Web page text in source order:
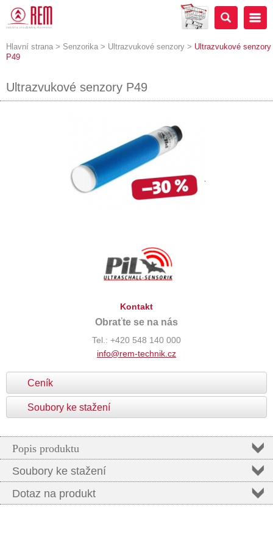
Hlavní strana > Senzorika > Ultrazvukové senzory > Ultrazvukové senzory
P49
Ultrazvukové senzory P49
Kontakt
Obraťte se na nás
Tel.: +420 548 140 000
info@rem-technik.cz
Ceník
Soubory ke stažení
Popis produktu
Soubory ke stažení
Dotaz na produkt